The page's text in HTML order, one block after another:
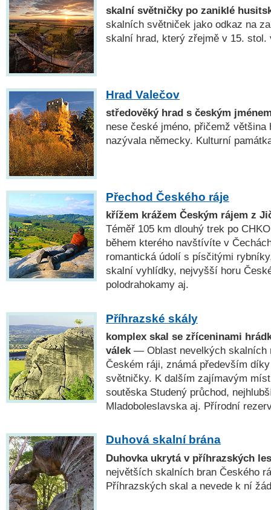
skalní světničky po zaniklé
skalních světniček jako odkaz na
skalní hrad, který zřejmě v 15. stol.
Hrad Valečov
středověký hrad s českým
nese české jméno, přičemž většina
nazývala německy. Kulturní
Přechod Českého ráje
křížem krážem Českým rájem z
Téměř 105 km dlouhý trek po
během kterého navštívíte v
romantická údolí s písčitými
skalní vyhlídky, nejvyšší horu
polodrahokamy aj.
Příhrazské skály
komplex skal se zříceninami
válek — Oblast nevelkých skalních
Českém ráji, známá především
světničky. K dalším zajímavým
soutěska Studený průchod,
Mladoboleslavska aj. Přírodní
Duhová skalní brána
Duhovka ukrytá v příhrazských
největších skalních bran Českého
Příhrazských skal a nevede k ní